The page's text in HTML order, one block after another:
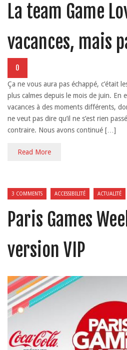
La team Game
vacances, mais
0
Ça ne vous aura pas échappé, c’était
plus calmes depuis le mois de juin. En
vacances à des moments différents,
ne veut pas dire qu’il ne s’est rien
contraire. Nous avons continué […]
Read More
3 COMMENTS ACCESSIBILITÉ ACTUALITÉ
Paris Games
version VIP